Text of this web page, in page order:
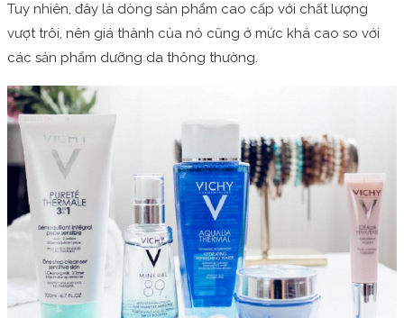
Tuy nhiên, đây là dòng sản phẩm cao cấp với chất lượng
vượt trôi, nên giá thành của nó cũng ở mức khá cao so với
các sản phẩm dưỡng da thông thường.